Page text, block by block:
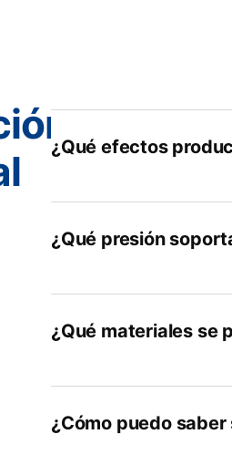
¿Qué efectos
¿Qué presión
¿Qué materiales se
¿Cómo puedo